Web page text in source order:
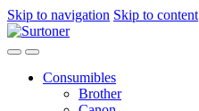
Skip to navigation Skip to content
Consumibles
Brother